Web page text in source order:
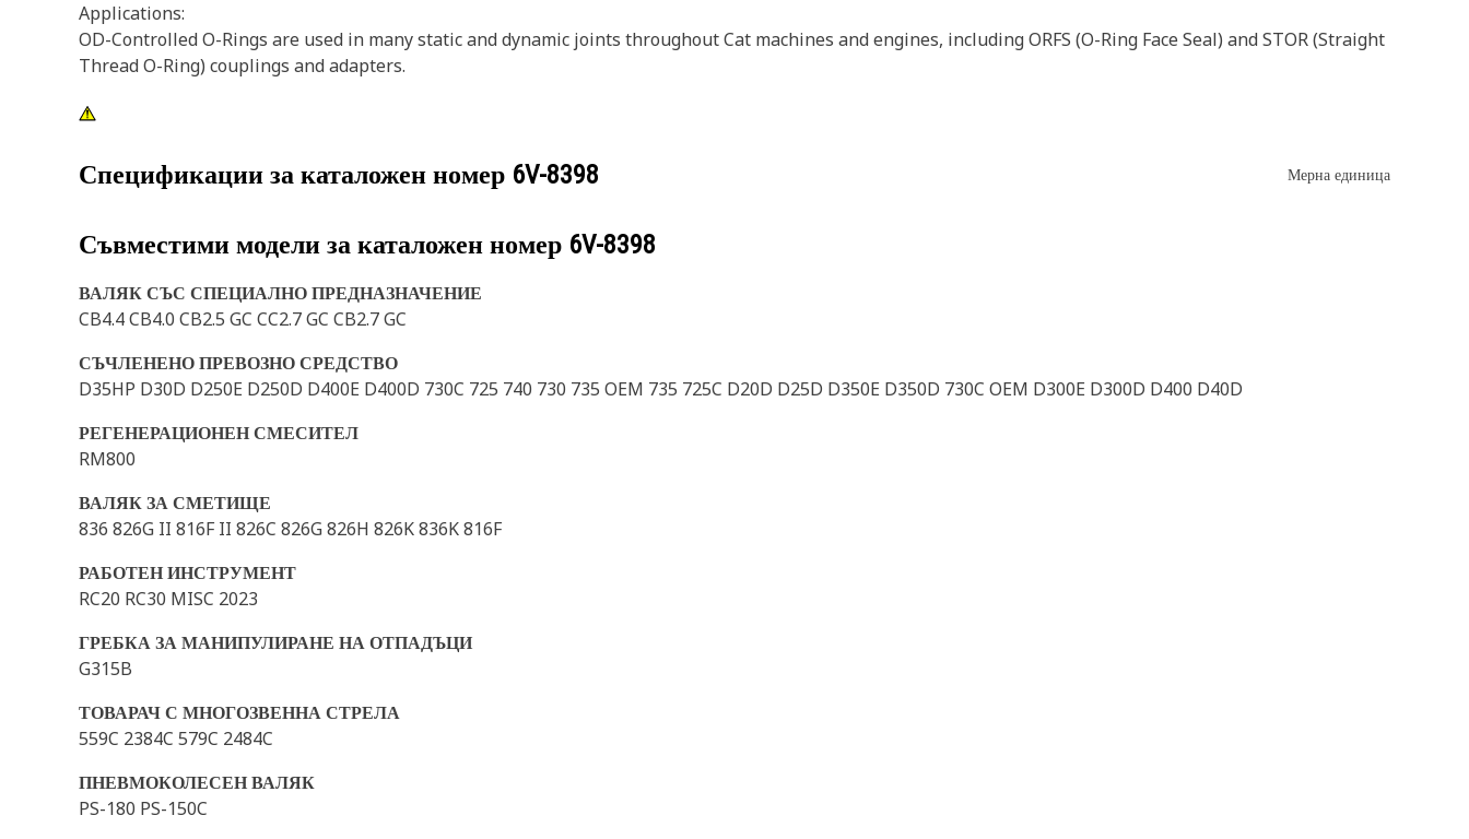
Applications:
OD-Controlled O-Rings are used in many static and dynamic joints throughout Cat machines and engines, including ORFS (O-Ring Face Seal) and STOR (Straight
Thread O-Ring) couplings and adapters.
Спецификации за каталожен номер 6V-8398 Мерна единица
Съвместими модели за каталожен номер 6V-8398
ВАЛЯК СЪС СПЕЦИАЛНО ПРЕДНАЗНАЧЕНИЕ
CB4.4 CB4.0 CB2.5 GC CC2.7 GC CB2.7 GC
СЪЧЛЕНЕНО ПРЕВОЗНО СРЕДСТВО
D35HP D30D D250E D250D D400E D400D 730C 725 740 730 735 OEM 735 725C D20D D25D D350E D350D 730C OEM D300E D300D D400 D40D
РЕГЕНЕРАЦИОНЕН СМЕСИТЕЛ
RM800
ВАЛЯК ЗА СМЕТИЩЕ
836 826G II 816F II 826C 826G 826H 826K 836K 816F
РАБОТЕН ИНСТРУМЕНТ
RC20 RC30 MISC 2023
ГРЕБКА ЗА МАНИПУЛИРАНЕ НА ОТПАДЪЦИ
G315B
ТОВАРАЧ С МНОГОЗВЕННА СТРЕЛА
559C 2384C 579C 2484C
ПНЕВМОКОЛЕСЕН ВАЛЯК
PS-180 PS-150C